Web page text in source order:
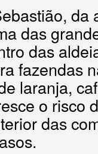
da
das
das
fazendas
laranja,
o risco
das